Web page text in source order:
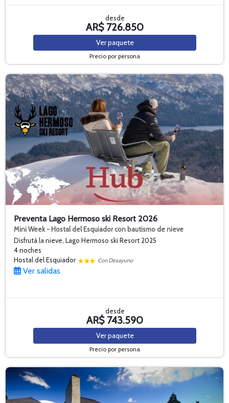
desde
AR$ 726.850
Verpaquete
Precio por persona
Preventa Lago Hermoso ski Resort 2026
Mini Week - Hostal del Esquiador con bautismo de nieve
Disfrutá la nieve, Lago Hermoso ski Resort 2025
4 noches
Hostal del Esquiador
Con Desayuno
Ver salidas
desde
AR$ 743.590
Verpaquete
Precio por persona